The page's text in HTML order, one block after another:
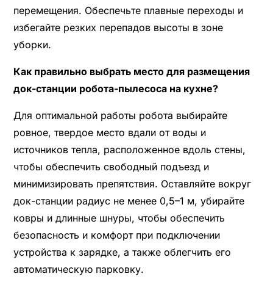
перемещения. Обеспечьте плавные переходы и
избегайте резких перепадов высоты в зоне
уборки.
Как правильно выбрать место для размещения
док-станции робота-пылесоса на кухне?
Для оптимальной работы робота выбирайте
ровное, твердое место вдали от воды и
источников тепла, расположенное вдоль стены,
чтобы обеспечить свободный подъезд и
минимизировать препятствия. Оставляйте вокруг
док-станции радиус не менее 0,5–1 м, убирайте
ковры и длинные шнуры, чтобы обеспечить
безопасность и комфорт при подключении
устройства к зарядке, а также облегчить его
автоматическую парковку.